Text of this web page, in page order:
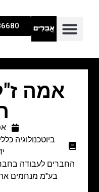
אמה
ביוטכנולוגיה
החברים לעבודה
בע"מ מנחמים